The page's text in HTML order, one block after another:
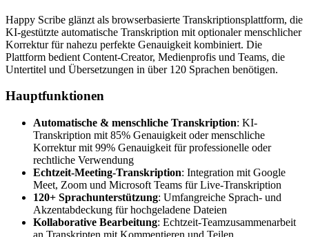
Happy Scribe glänzt als browserbasierte Transkriptionsplattform, die
KI-gestützte automatische Transkription mit optionaler menschlicher
Korrektur für nahezu perfekte Genauigkeit kombiniert. Die
Plattform bedient Content-Creator, Medienprofis und Teams, die
Untertitel und Übersetzungen in über 120 Sprachen benötigen.
Hauptfunktionen
Automatische & menschliche Transkription: KI-
Transkription mit 85% Genauigkeit oder menschliche
Korrektur mit 99% Genauigkeit für professionelle oder
rechtliche Verwendung
Echtzeit-Meeting-Transkription: Integration mit Google
Meet, Zoom und Microsoft Teams für Live-Transkription
120+ Sprachunterstützung: Umfangreiche Sprach- und
Akzentabdeckung für hochgeladene Dateien
Kollaborative Bearbeitung: Echtzeit-Teamzusammenarbeit
an Transkripten mit Kommentieren und Teilen